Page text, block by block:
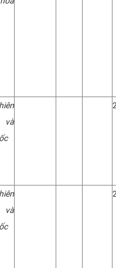
và
và